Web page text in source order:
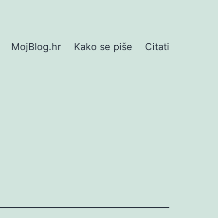
MojBlog.hr Kako se piše Citati